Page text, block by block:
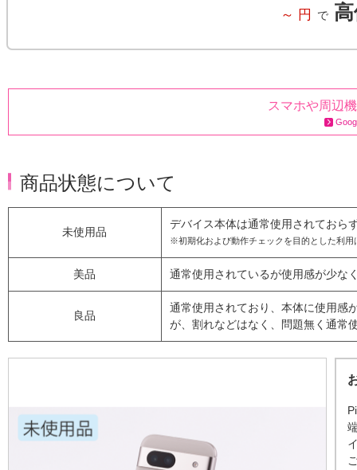
～ 円 で
スマホや周辺
商品状態について
未使用品
デバイス本体は通常使用されておら
※初期化および動作チェックを目的とした利用
美品 通常使用されているが使用感が少な
良品
通常使用されており、本体に使用感
が、割れなどはなく、問題無く通常